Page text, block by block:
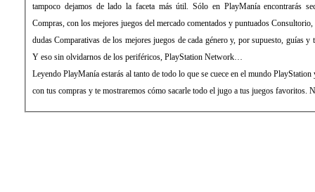
tampoco dejamos de lado la faceta más útil. Sólo en PlayManía encontrarás
Compras, con los mejores juegos del mercado comentados y puntuados
dudas Comparativas de los mejores juegos de cada género y, por supuesto, guías y
Y eso sin olvidarnos de los periféricos, PlayStation Network…
Leyendo PlayManía estarás al tanto de todo lo que se cuece en el mundo
con tus compras y te mostraremos cómo sacarle todo el jugo a tus juegos favoritos.